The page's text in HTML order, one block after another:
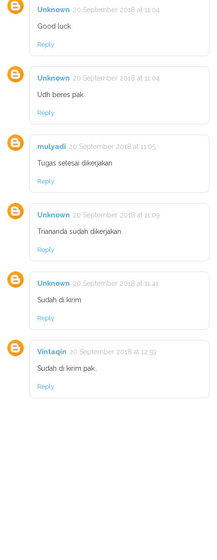
Unknown 20 September 2018 at 11:04
Good luck
Reply
Unknown 20 September 2018 at 11:04
Udh beres pak
Reply
mulyadi 20 September 2018 at 11:05
Tugas selesai dikerjakan
Reply
Unknown 20 September 2018 at 11:09
Triananda sudah dikerjakan
Reply
Unknown 20 September 2018 at 11:41
Sudah di kirim
Reply
Vintaqin 20 September 2018 at 12:59
Sudah di kirim pak..
Reply